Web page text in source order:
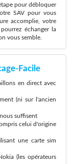
pour débloquer
SAV pour vous
accomplie, votre
échanger la
vous semble.
Facile
en direct avec
(ni sur l'ancien
suffisent
celui d'origine
une carte sim
(les opérateurs